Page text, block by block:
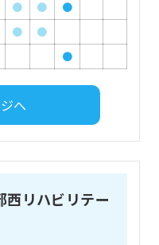
● ●
●
●
●
●
へ
リハビリテー